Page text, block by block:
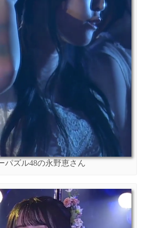
パズル48の永野恵さん